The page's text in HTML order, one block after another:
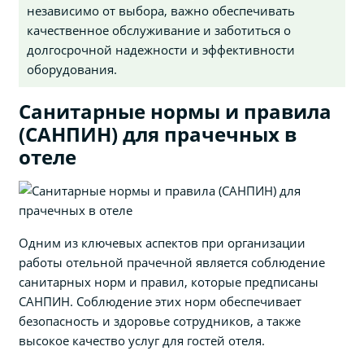
независимо от выбора, важно обеспечивать
качественное обслуживание и заботиться о
долгосрочной надежности и эффективности
оборудования.
Санитарные нормы и правила
(САНПИН) для прачечных в
отеле
Одним из ключевых аспектов при организации
работы отельной прачечной является соблюдение
санитарных норм и правил, которые предписаны
САНПИН. Соблюдение этих норм обеспечивает
безопасность и здоровье сотрудников, а также
высокое качество услуг для гостей отеля.